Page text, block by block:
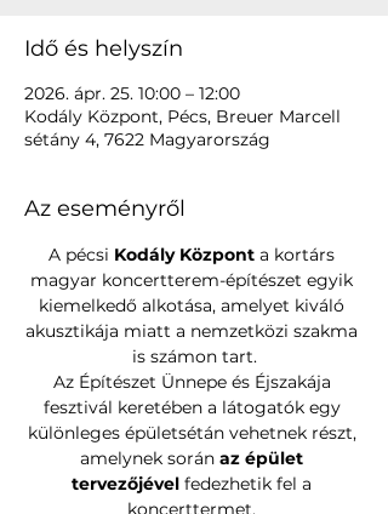
Idő és helyszín
2026. ápr. 25. 10:00 – 12:00
Kodály Központ, Pécs, Breuer Marcell
sétány 4, 7622 Magyarország
Az eseményről
A pécsi Kodály Központ a kortárs
magyar koncertterem-építészet egyik
kiemelkedő alkotása, amelyet kiváló
akusztikája miatt a nemzetközi szakma
is számon tart.
Az Építészet Ünnepe és Éjszakája
fesztivál keretében a látogatók egy
különleges épületsétán vehetnek részt,
amelynek során az épület
tervezőjével fedezhetik fel a
koncerttermet.